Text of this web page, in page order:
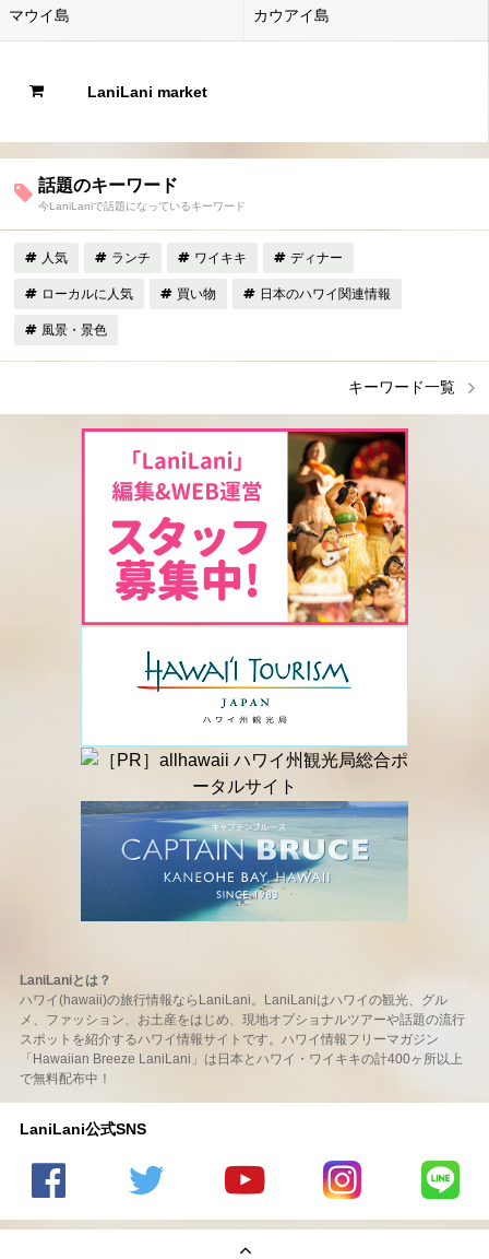
マウイ島 カウアイ島
LaniLani market
話題のキーワード
今LaniLaniで話題になっているキーワード
人気 ランチ ワイキキ ディナー
ローカルに人気 買い物 日本のハワイ関連情報
風景・景色
キーワード一覧
LaniLaniとは？
ハワイ(hawaii)の旅行情報ならLaniLani。LaniLaniはハワイの観光、グル
メ、ファッション、お土産をはじめ、現地オプショナルツアーや話題の流行
スポットを紹介するハワイ情報サイトです。ハワイ情報フリーマガジン
「Hawaiian Breeze LaniLani」は日本とハワイ・ワイキキの計400ヶ所以上
で無料配布中！
LaniLani公式SNS
の
のtwitter
の
LaniLani
LaniLani